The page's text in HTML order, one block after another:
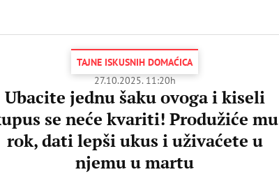
TAJNE ISKUSNIH DOMAĆICA
27.10.2025. 11:20h
Ubacite jednu šaku ovoga i kiseli
se neće kvariti! Produžiće mu
rok, dati lepši ukus i uživaćete u
njemu u martu